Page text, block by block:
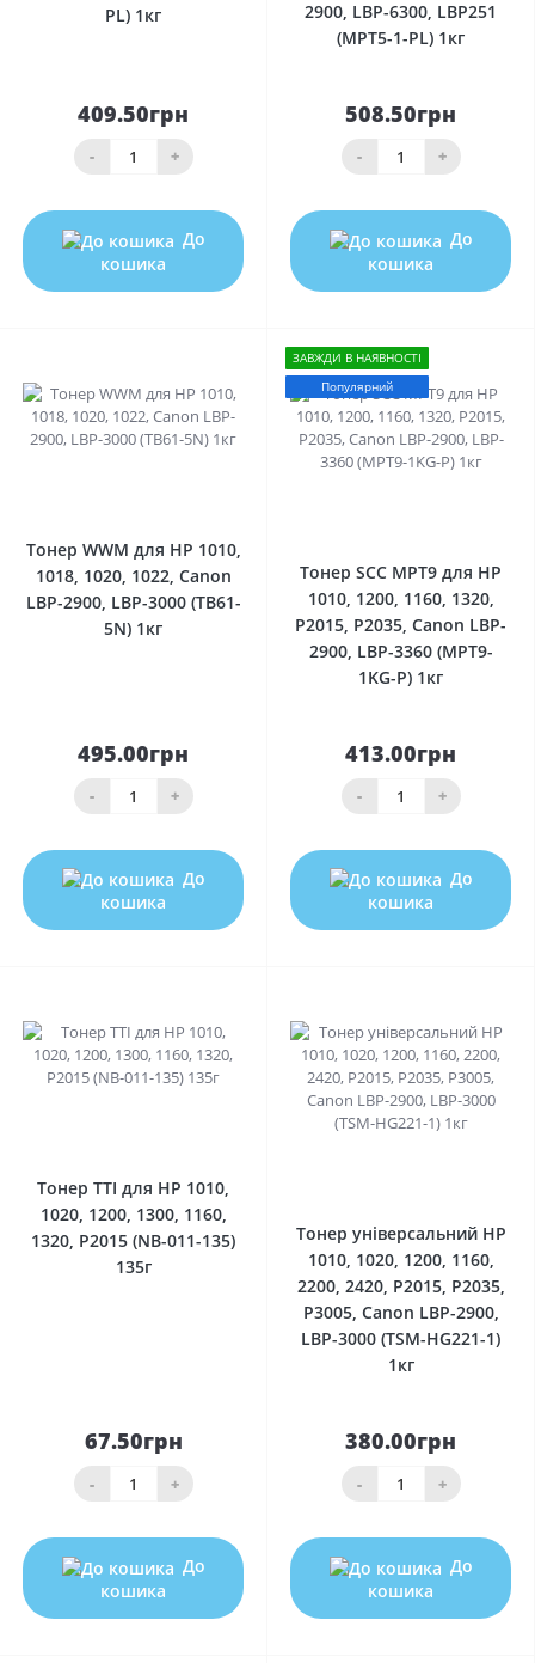
PL) 1кг
409.50грн
- +
До
кошика
2900, LBP-6300, LBP251
(MPT5-1-PL) 1кг
508.50грн
- +
До
кошика
Тонер WWM для HP 1010,
1018, 1020, 1022, Canon
LBP-2900, LBP-3000 (TB61-
5N) 1кг
495.00грн
- +
До
кошика
ЗАВЖДИ В НАЯВНОСТІ
Популярний
Тонер SCC MPT9 для HP
1010, 1200, 1160, 1320,
P2015, P2035, Canon LBP-
2900, LBP-3360 (MPT9-
1KG-P) 1кг
413.00грн
- +
До
кошика
Тонер TTI для HP 1010,
1020, 1200, 1300, 1160,
1320, P2015 (NB-011-135)
135г
67.50грн
- +
До
кошика
Тонер універсальний HP
1010, 1020, 1200, 1160,
2200, 2420, P2015, P2035,
P3005, Canon LBP-2900,
LBP-3000 (TSM-HG221-1)
1кг
380.00грн
- +
До
кошика